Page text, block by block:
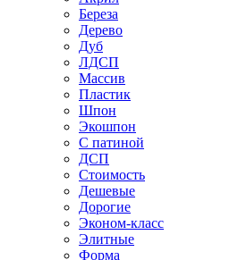
Береза
Дерево
Дуб
ЛДСП
Массив
Пластик
Шпон
Экошпон
С патиной
ДСП
Стоимость
Дешевые
Дорогие
Эконом-класс
Элитные
Форма